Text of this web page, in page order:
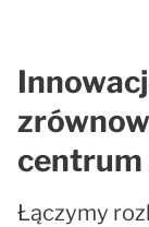
centrum
Łączymy